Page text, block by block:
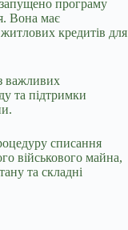
програму
Вона має
кредитів для
важливих
та підтримки
списання
військового майна,
та складні